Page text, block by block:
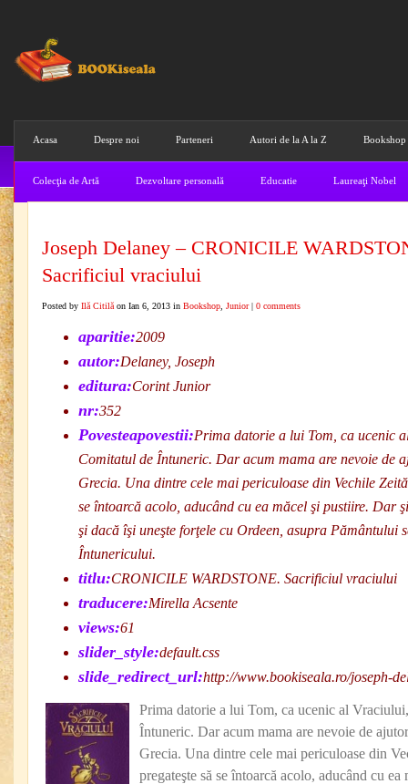
Acasa Despre noi Parteneri Autori de la A la Z Bookshop
Colecţia de Artă Dezvoltare personală Educatie Laureaţi Nobel
Joseph Delaney – CRONICILE
Sacrificiul vraciului
Posted by Ilă Citilă on Ian 6, 2013 in Bookshop Junior| 0 comments
aparitie:2009
autor:Delaney, Joseph
editura:Corint Junior
nr:352
Povesteapovestii:Prima datorie a lui Tom, ca ucenic
Comitatul de Întuneric. Dar acum mama are nevoie de
Grecia. Una dintre cele mai periculoase din Vechile
se întoarcă acolo, aducând cu ea măcel şi pustiire. Dar
şi dacă îşi uneşte forţele cu Ordeen, asupra Pământului
Întunericului.
titlu:CRONICILE WARDSTONE. Sacrificiul vraciului
traducere:Mirella Acsente
views:61
slider_style:default.css
slide_redirect_url:http://www.bookiseala.ro/joseph-
Prima datorie a lui Tom, ca ucenic al
Întuneric. Dar acum mama are nevoie de
Grecia. Una dintre cele mai periculoase din
pregateşte să se întoarcă acolo, aducând cu